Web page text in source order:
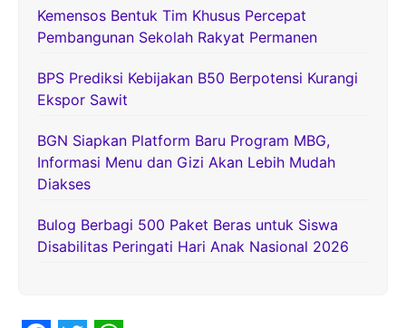
Kemensos Bentuk Tim Khusus Percepat
Pembangunan Sekolah Rakyat Permanen
BPS Prediksi Kebijakan B50 Berpotensi Kurangi
Ekspor Sawit
BGN Siapkan Platform Baru Program MBG,
Informasi Menu dan Gizi Akan Lebih Mudah
Diakses
Bulog Berbagi 500 Paket Beras untuk Siswa
Disabilitas Peringati Hari Anak Nasional 2026